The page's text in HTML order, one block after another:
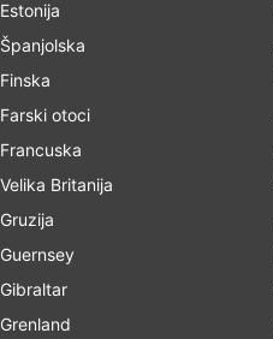
Estonija
Španjolska
Finska
Farski otoci
Francuska
Velika Britanija
Gruzija
Guernsey
Gibraltar
Grenland